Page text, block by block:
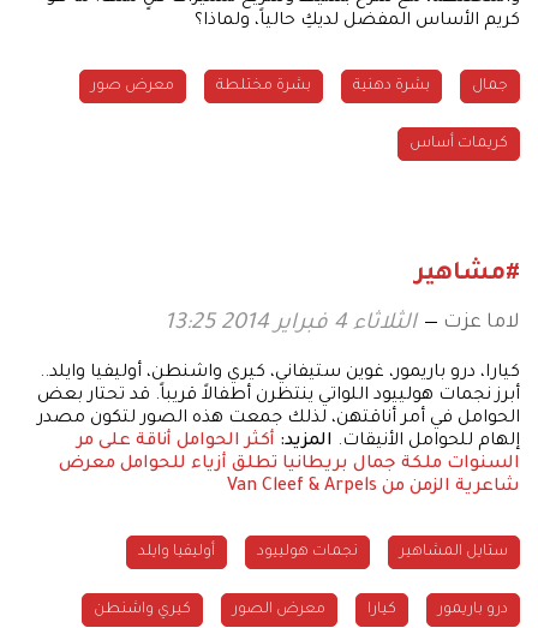
كريم الأساس المفضل لديكِ حالياً، ولماذا؟
جمال بشرة دهنية بشرة مختلطة معرض صور
كريمات أساس
#مشاهير
لاما عزت الثلاثاء 4 فبراير 2014 13:25
كيارا، درو باريمور، غوين ستيفاني، كيري واشنطن، أوليفيا وايلد..
أبرز نجمات هولييود اللواتي ينتظرن أطفالاً قريباً. قد تحتار بعض
الحوامل في أمر أناقتهن، لذلك جمعت هذه الصور لتكون مصدر
إلهام للحوامل الأنيقات. المزيد: أكثر الحوامل أناقة على مر
السنوات ملكة جمال بريطانيا تطلق أزياء للحوامل معرض
شاعرية الزمن من Van Cleef & Arpels
ستايل المشاهير نجمات هولييود أوليفيا وايلد
درو باريمور كيارا معرض الصور كيري واشنطن